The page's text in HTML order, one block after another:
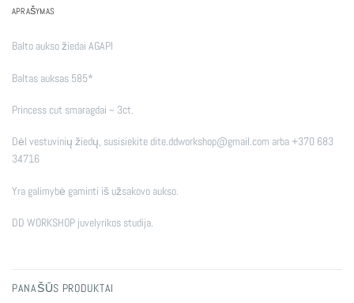
APRAŠYMAS
Balto aukso žiedai AGAPI
Baltas auksas 585*
Princess cut smaragdai ~ 3ct.
Dėl vestuvinių žiedų, susisiekite dite.ddworkshop@gmail.com arba +370 683
34716
Yra galimybė gaminti iš užsakovo aukso.
DD WORKSHOP juvelyrikos studija.
PANAŠŪS PRODUKTAI